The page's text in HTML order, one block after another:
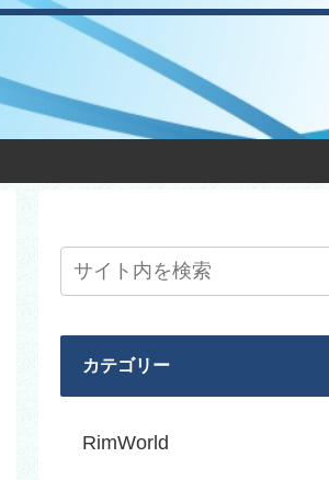
カテゴリー
RimWorld